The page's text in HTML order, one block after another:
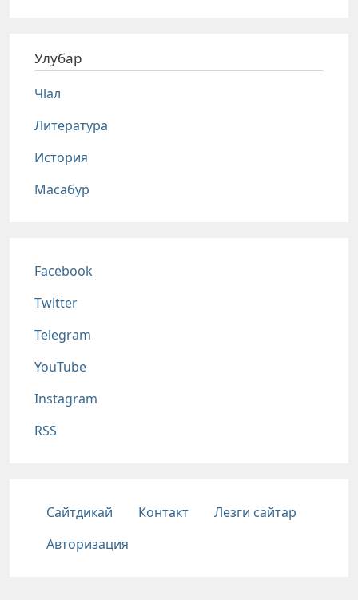
Улубар
Чlал
Литература
История
Масабур
Соц сети
Facebook
Twitter
Telegram
YouTube
Instagram
RSS
Подвал
Сайтдикай Контакт
Лезги сайтар
Авторизация